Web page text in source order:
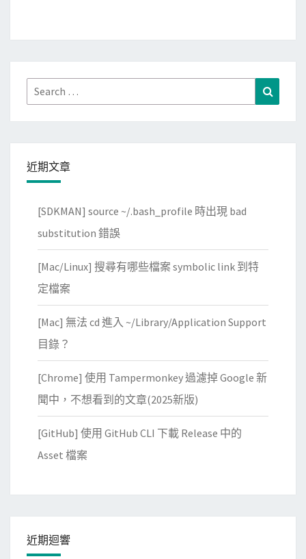
碼
誤
，
導
被
o
r
f
e
c
e
防
火
牆
？
Search
for:
近期文章
[SDKMAN] source ~/.bash_profile 時出現 bad
substitution 錯誤
[Mac/Linux] 搜尋有哪些檔案 symbolic link 到特
定檔案
[Mac] 無法 cd 進入 ~/Library/Application Support
目錄？
[Chrome] 使用 Tampermonkey 過濾掉 Google 新
聞中，不想看到的文章(2025新版)
[GitHub] 使用 GitHub CLI 下載 Release 中的
Asset 檔案
近期迴響